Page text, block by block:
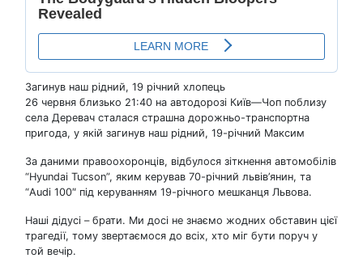
Загинув наш рідний, 19 річний хлопець
26 червня близько 21:40 на автодорозі Київ—Чоп поблизу
села Деревач сталася страшна дорожньо-транспортна
пригода, у якій загинув наш рідний, 19-річний Максим
За даними правоохоронців, відбулося зіткнення автомобілів
“Hyundai Tucson”, яким керував 70-річний львів’янин, та
“Audi 100″ під керуванням 19-річного мешканця Львова.
Наші дідусі – брати. Ми досі не знаємо жодних обставин цієї
трагедії, тому звертаємося до всіх, хто міг бути поруч у
той вечір.